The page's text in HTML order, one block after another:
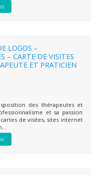
LOGOS –
– CARTE DE VISITES
ET PRATICIEN
des thérapeutes et
et sa passion
de visites, sites internet